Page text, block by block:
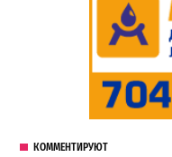
КОММЕНТИРУЮТ